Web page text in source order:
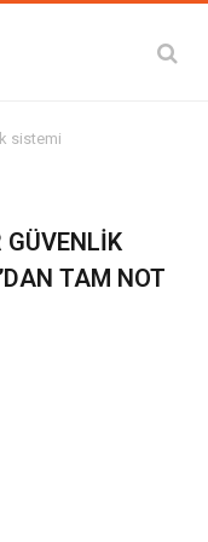
sistemi
TAM NOT